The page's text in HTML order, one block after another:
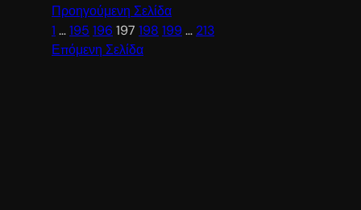
Προηγούμενη Σελίδα
1 …195 196 197 198 199… 213
Επόμενη Σελίδα